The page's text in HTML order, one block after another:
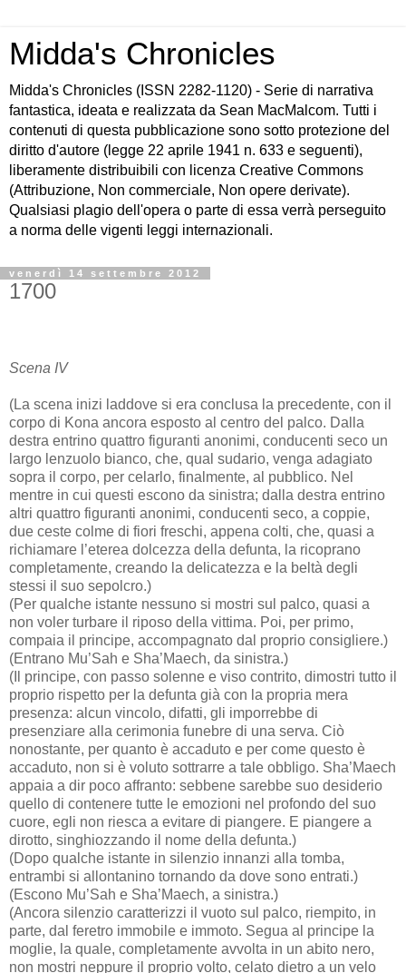
Midda's Chronicles
Midda's Chronicles (ISSN 2282-1120) - Serie di narrativa
fantastica, ideata e realizzata da Sean MacMalcom. Tutti i
contenuti di questa pubblicazione sono sotto protezione del
diritto d'autore (legge 22 aprile 1941 n. 633 e seguenti),
liberamente distribuibili con licenza Creative Commons
(Attribuzione, Non commerciale, Non opere derivate).
Qualsiasi plagio dell'opera o parte di essa verrà perseguito
a norma delle vigenti leggi internazionali.
venerdì 14 settembre 2012
1700
Scena IV
(La scena inizi laddove si era conclusa la precedente, con il
corpo di Kona ancora esposto al centro del palco. Dalla
destra entrino quattro figuranti anonimi, conducenti seco un
largo lenzuolo bianco, che, qual sudario, venga adagiato
sopra il corpo, per celarlo, finalmente, al pubblico. Nel
mentre in cui questi escono da sinistra; dalla destra entrino
altri quattro figuranti anonimi, conducenti seco, a coppie,
due ceste colme di fiori freschi, appena colti, che, quasi a
richiamare l’eterea dolcezza della defunta, la ricoprano
completamente, creando la delicatezza e la beltà degli
stessi il suo sepolcro.)
(Per qualche istante nessuno si mostri sul palco, quasi a
non voler turbare il riposo della vittima. Poi, per primo,
compaia il principe, accompagnato dal proprio consigliere.)
(Entrano Mu’Sah e Sha’Maech, da sinistra.)
(Il principe, con passo solenne e viso contrito, dimostri tutto il
proprio rispetto per la defunta già con la propria mera
presenza: alcun vincolo, difatti, gli imporrebbe di
presenziare alla cerimonia funebre di una serva. Ciò
nonostante, per quanto è accaduto e per come questo è
accaduto, non si è voluto sottrarre a tale obbligo. Sha’Maech
appaia a dir poco affranto: sebbene sarebbe suo desiderio
quello di contenere tutte le emozioni nel profondo del suo
cuore, egli non riesca a evitare di piangere. E piangere a
dirotto, singhiozzando il nome della defunta.)
(Dopo qualche istante in silenzio innanzi alla tomba,
entrambi si allontanino tornando da dove sono entrati.)
(Escono Mu’Sah e Sha’Maech, a sinistra.)
(Ancora silenzio caratterizzi il vuoto sul palco, riempito, in
parte, dal feretro immobile e immoto. Segua al principe la
moglie, la quale, completamente avvolta in un abito nero,
non mostri neppure il proprio volto, celato dietro a un velo